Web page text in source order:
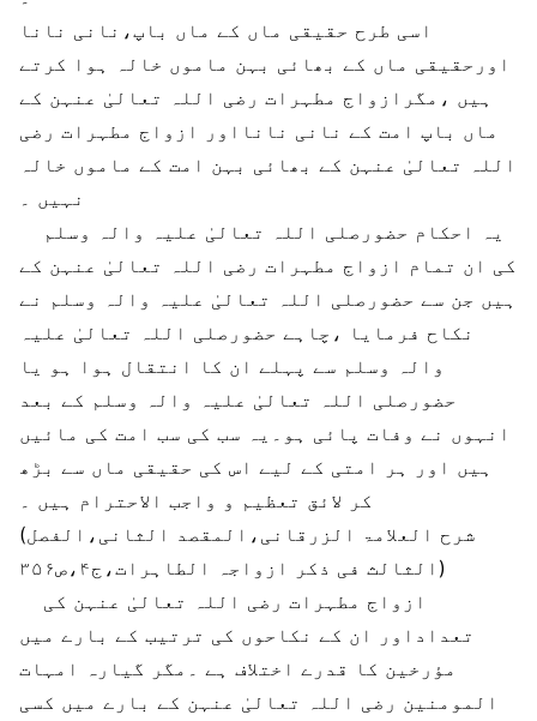
اسی طرح حقیقی ماں کے ماں باپ،نانی نانا
اورحقیقی ماں کے بھائی بہن ماموں خالہ ہوا کرتے
ہیں ،مگرازواج مطہرات رضی اللہ تعالیٰ عنہن کے
ماں باپ امت کے نانی نانااور ازواج مطہرات رضی
اللہ تعالیٰ عنہن کے بھائی بہن امت کے ماموں خالہ
نہیں ۔
کی ان تمام ازواج مطہرات رضی اللہ تعالیٰ عنہن کے
ہيں جن سے حضورصلی اللہ تعالیٰ علیہ والہ وسلم نے
نکاح فرمایا ،چاہے حضورصلی اللہ تعالیٰ علیہ
والہ وسلم سے پہلے ان کا انتقال ہوا ہو یا
حضورصلی اللہ تعالیٰ علیہ والہ وسلم کے بعد
انہوں نے وفات پائی ہو۔یہ سب کی سب امت کی مائیں
ہیں اور ہر امتی کے ليے اس کی حقیقی ماں سے بڑھ
کر لائق تعظیم و واجب الاحترام ہیں ۔
(شرح العلامۃ الزرقانی،المقصد الثانی،الفصل
الثالث فی ذکر ازواجہ الطاہرات،ج۴،ص۳۵۶)
تعداداور ان کے نکاحوں کی ترتیب کے بارے میں
مؤرخین کا قدرے اختلاف ہے ۔مگر گیارہ امہات
المومنین رضی اللہ تعالیٰ عنہن کے بارے میں کسی